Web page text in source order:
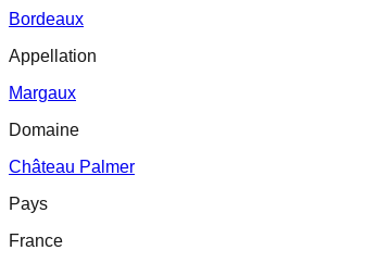
Bordeaux
Appellation
Margaux
Domaine
Château Palmer
Pays
France